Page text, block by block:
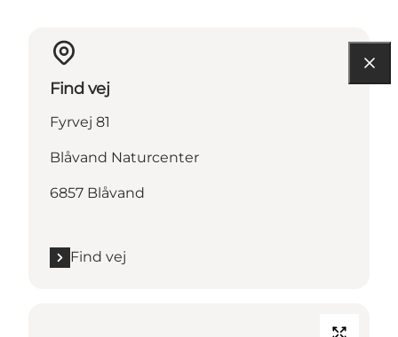
Find vej
Fyrvej 81
Blåvand Naturcenter
6857 Blåvand
Find vej